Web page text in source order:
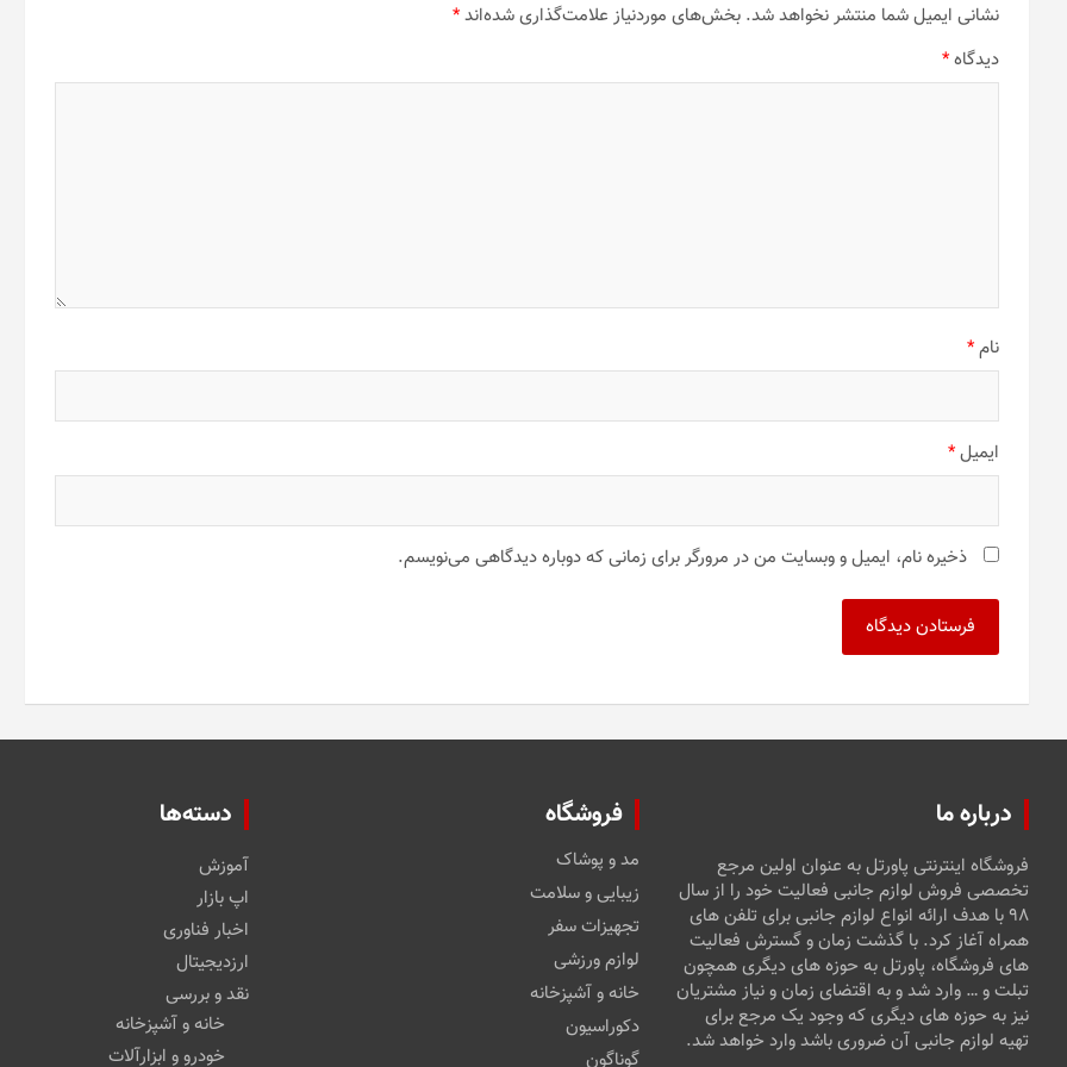
نشانی ایمیل شما منتشر نخواهد شد. بخش‌های موردنیاز علامت‌گذاری شده‌اند*
دیدگاه*
نام*
ایمیل*
ذخیره نام، ایمیل و وبسایت من در مرورگر برای زمانی که دوباره دیدگاهی می‌نویسم.
درباره ما
فروشگاه اینترنتی پاورتل به عنوان اولین مرجع
تخصصی فروش لوازم جانبی فعالیت خود را از سال
۹۸ با هدف ارائه انواع لوازم جانبی برای تلفن های
همراه آغاز کرد. با گذشت زمان و گسترش فعالیت
های فروشگاه، پاورتل به حوزه های دیگری همچون
تبلت و … وارد شد و به اقتضای زمان و نیاز مشتریان
نیز به حوزه های دیگری که وجود یک مرجع برای
تهیه لوازم جانبی آن ضروری باشد وارد خواهد شد.
فروشگاه
مد و پوشاک
زیبایی و سلامت
تجهیزات سفر
لوازم ورزشی
خانه و آشپزخانه
دکوراسیون
گوناگون
دسته‌ها
آموزش
اپ بازار
اخبار فناوری
ارزدیجیتال
نقد و بررسی
خانه و آشپزخانه
خودرو و ابزارآلات